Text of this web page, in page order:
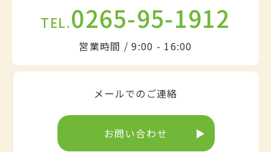
TEL.0265-95-1912
営業時間 / 9:00 - 16:00
メールでのご連絡
お問い合わせ